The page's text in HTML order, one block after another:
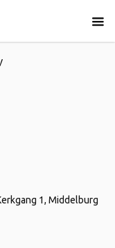
1, Middelburg